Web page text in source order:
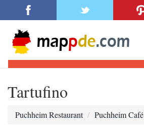
Tartufino
Puchheim Restaurant Puchheim Café